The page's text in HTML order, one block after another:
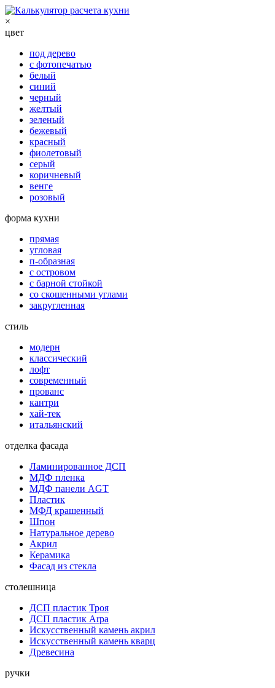
×
цвет
под дерево
с фотопечатью
белый
синий
черный
желтый
зеленый
бежевый
красный
фиолетовый
серый
коричневый
венге
розовый
форма кухни
прямая
угловая
п-образная
с островом
с барной стойкой
со скошенными углами
закругленная
стиль
модерн
классический
лофт
современный
прованс
кантри
хай-тек
итальянский
отделка фасада
Ламинированное ДСП
МДФ пленка
МДФ панели AGT
Пластик
МФД крашенный
Шпон
Натуральное дерево
Акрил
Керамика
Фасад из стекла
столешница
ДСП пластик Троя
ДСП пластик Arpa
Искусственный камень акрил
Искусственный камень кварц
Древесина
ручки